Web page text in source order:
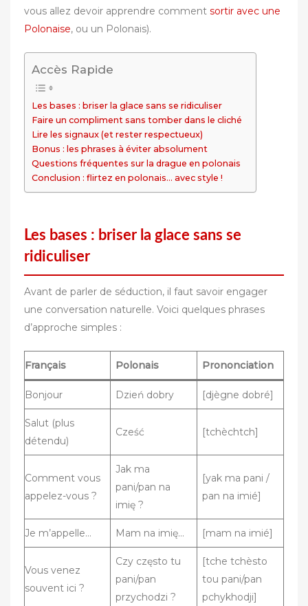
vous allez devoir apprendre comment sortir avec une
Polonaise, ou un Polonais).
Accès Rapide
Les bases : briser la glace sans se ridiculiser
Faire un compliment sans tomber dans le cliché
Lire les signaux (et rester respectueux)
Bonus : les phrases à éviter absolument
Questions fréquentes sur la drague en polonais
Conclusion : flirtez en polonais… avec style !
Les bases : briser la glace sans se
ridiculiser
Avant de parler de séduction, il faut savoir engager
une conversation naturelle. Voici quelques phrases
d’approche simples :
Français Polonais Prononciation
Bonjour Dzień dobry [djègne dobré]
Salut (plus
détendu)
Cześć [tchèchtch]
Comment vous
appelez-vous ?
Jak ma
pani/pan na
imię ?
[yak ma pani /
pan na imié]
Je m’appelle… Mam na imię… [mam na imié]
Vous venez
souvent ici ?
Czy często tu
pani/pan
przychodzi ?
[tche tchèsto
tou pani/pan
pchykhodji]